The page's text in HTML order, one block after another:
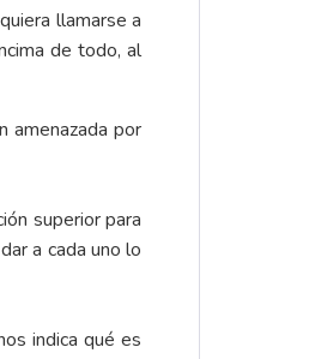
llamarse a
de todo, al
amenazada por
superior para
a cada uno lo
indica qué es